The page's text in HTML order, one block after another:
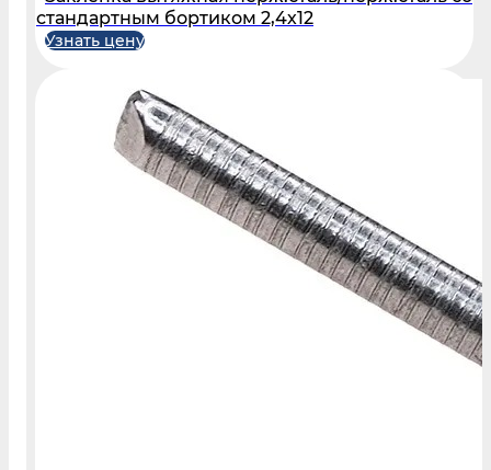
стандартным бортиком 2,4х12
Узнать цену